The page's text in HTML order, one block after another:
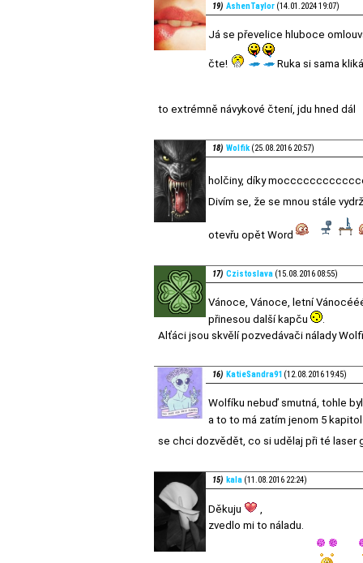
19) AshenTaylor (14.01.2024 19:07)
Já se převelice hluboce
čte! Ruka si sama
to extrémně návykové čtení, jdu hned dál
18) Wolfik (25.08.2016 20:57)
holčiny, díky
Divím se, že se mnou stále
otevřu opět Word
17) Czistoslava (15.08.2016 08:55)
Vánoce, Vánoce, letní
přinesou další kapču
Alťáci jsou skvělí pozvedávači nálady
16) KatieSandra91 (12.08.2016 19:45)
Wolfíku nebuď smutná, tohle
a to to má zatím jenom 5
se chci dozvědět, co si udělaj při té laser
15) kala (11.08.2016 22:24)
Děkuju
zvedlo mi to náladu.